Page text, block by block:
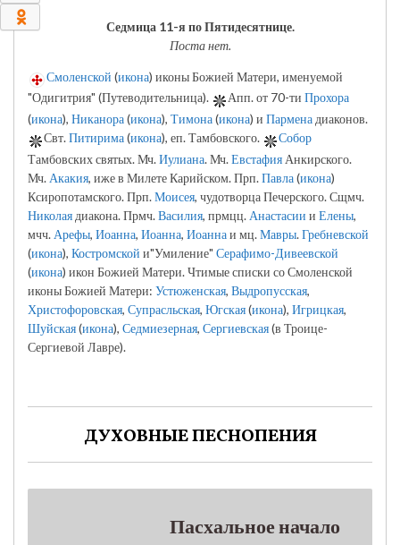
Седмица 11-я по Пятидесятнице.
Поста нет.
Смоленской (икона) иконы Божией Матери, именуемой
"Одигитрия" (Путеводительница).
Апп. от 70-ти Прохора
(икона), Никанора(икона), Тимона(икона) и Пармена диаконов.
Свт.Питирима(икона), еп. Тамбовского.
Собор
Тамбовских святых. Мч.Иулиана. Мч.Евстафия Анкирского.
Мч. Акакия, иже в Милете Карийском. Прп.Павла(икона)
Ксиропотамского. Прп.Моисея, чудотворца Печерского. Сщмч.
Николая диакона. Прмч.Василия, прмцц. Анастасии и Елены,
мчч. Арефы, Иоанна, Иоанна, Иоаннаи мц.Мавры.Гребневской
(икона), Костромской и"Умиление" Серафимо-Дивеевской
(икона) икон Божией Матери. Чтимые списки со Смоленской
иконы Божией Матери: Устюженская, Выдропусская,
Христофоровская, Супрасльская, Югская(икона), Игрицкая,
Шуйская(икона), Седмиезерная, Сергиевская(в Троице-
Сергиевой Лавре).
ДУХОВНЫЕ ПЕСНОПЕНИЯ
Пасхальное начало